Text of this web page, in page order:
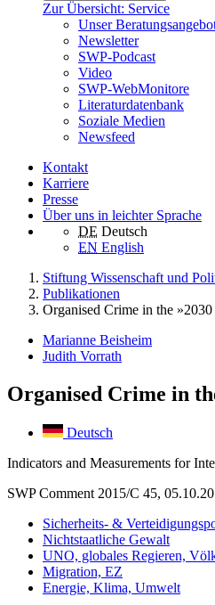
Zur Übersicht: Service
Unser
Newsletter
SWP-Podcast
Video
SWP-WebMonitore
Literaturdatenbank
Soziale Medien
Newsfeed
Kontakt
Karriere
Presse
Über uns in leichter Sprache
DE Deutsch
EN English
Stiftung Wissenschaft und
Publikationen
Organised Crime in the
Marianne Beisheim
Judith Vorrath
Organised Crime in
Deutsch
Indicators and Measurements for
SWP Comment 2015/C 45,
Sicherheits- &
Nichtstaatliche Gewalt
UNO, globales Regieren,
Migration, EZ
Energie, Klima, Umwelt